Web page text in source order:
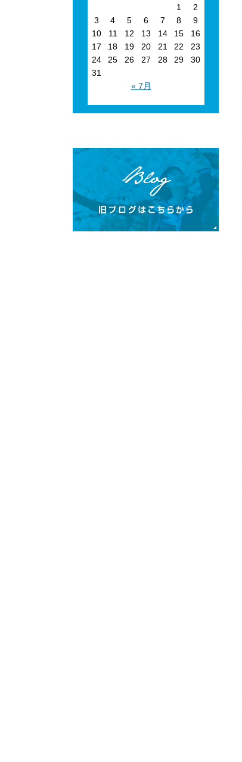
1
2
3
4 5 6 7 8
9
10
11 12 13 14 15
16
17
18 19 20 21 22
23
24
25 26 27 28 29
30
31
« 7月